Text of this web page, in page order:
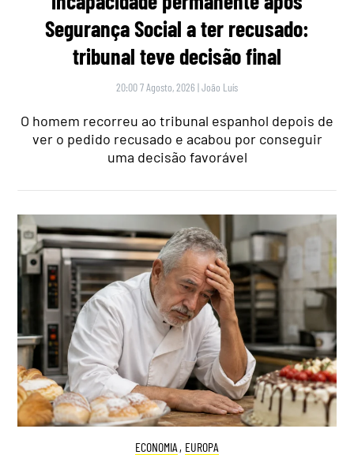
Segurança Social a ter recusado:
tribunal teve decisão final
20:00 7 Agosto, 2026 |João Luís
O homem recorreu ao tribunal espanhol depois de
ver o pedido recusado e acabou por conseguir
uma decisão favorável
ECONOMIA , EUROPA